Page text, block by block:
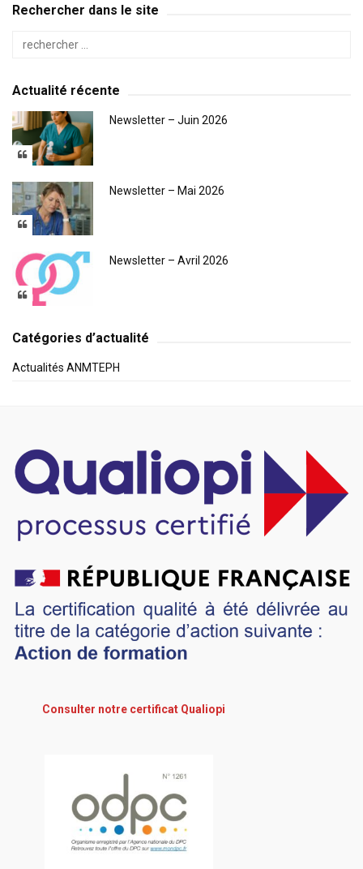
Rechercher dans le site
Actualité récente
Newsletter – Juin 2026
Newsletter – Mai 2026
Newsletter – Avril 2026
Catégories d’actualité
Actualités ANMTEPH
Consulter notre certificat Qualiopi